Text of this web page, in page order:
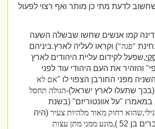
לדעת מתי כן מותר ואף רצוי לפעול
קמו אנשים שחשו שבשלה השעה
"פגה") וקראו לעליה לארץ.ביניהם
,שפעל לקידום עליית היהודים לארץ
והזהיר את העם היהודי עוד לפני
מפני החורבן הצפוי לו "אם לא
שתעלו לארץ ישראל)-הגולה תחסל
"על אוונטוריזם" (בשנת
רחוק מאוד מלהיות צעיר(היה
52 ),
מונע ממני מתן עצות